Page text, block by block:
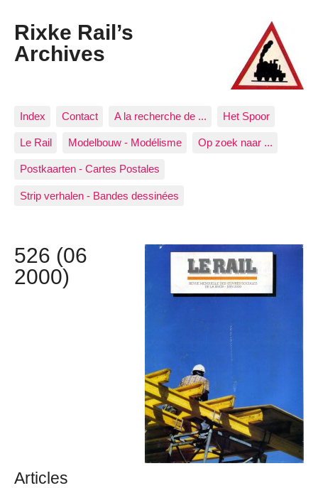
Rixke Rail’s
Archives
Index Contact A la recherche de ... Het Spoor
Le Rail Modelbouw - Modélisme Op zoek naar ...
Postkaarten - Cartes Postales
Strip verhalen - Bandes dessinées
526 (06
2000)
Articles